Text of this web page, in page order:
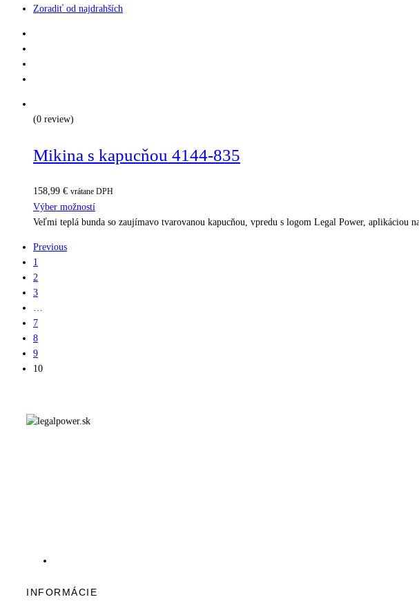
Zoradiť od najdrahších
(0 review)
Mikina s kapucňou 4144-835
158,99 € vrátane DPH
Výber možností
Veľmi teplá bunda so zaujímavo tvarovanou kapucňou, vpredu s logom Legal Power,
Previous
1
2
3
…
7
8
9
10
INFORMÁCIE